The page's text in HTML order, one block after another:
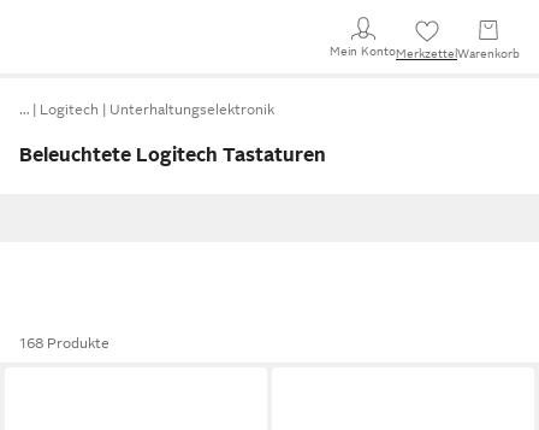
Mein KontoMerkzettel Warenkorb
… Logitech Unterhaltungselektronik
Beleuchtete Logitech Tastaturen
168 Produkte